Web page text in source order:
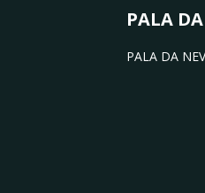
PALA
PALA DA